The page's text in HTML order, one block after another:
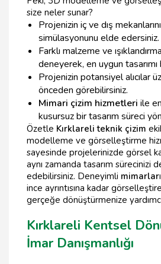
size neler sunar?
Projenizin iç ve dış
simülasyonunu elde edersiniz.
Farklı malzeme ve
deneyerek, en uygun
Projenizin potansiyel alıcılar
önceden görebilirsiniz.
Mimari çizim hizmetleri ile
kusursuz bir tasarım süreci
Özetle Kırklareli teknik çizim
modelleme ve görselleştirme
sayesinde projelerinizde görsel
aynı zamanda tasarım sürecinizi
edebilirsiniz. Deneyimli mimarlar
ince ayrıntısına kadar
gerçeğe dönüştürmenize
Kırklareli Kentsel
İmar Danışmanlığı